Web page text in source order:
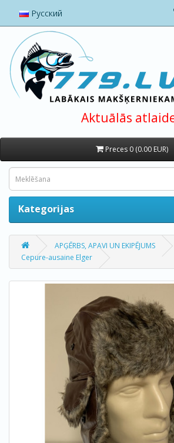
Русский
Aktuālās
Preces 0 (0.00 EUR)
Kategorijas
APĢĒRBS, APAVI UN EKIPĒJUMS
Cepure-ausaine Elger